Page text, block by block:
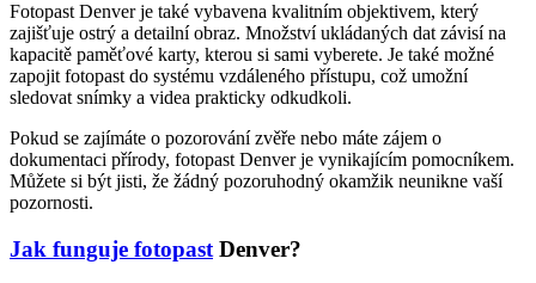
Fotopast Denver je také vybavena kvalitním objektivem, který
zajišťuje ostrý a detailní obraz. Množství ukládaných dat závisí na
kapacitě paměťové karty, kterou si sami vyberete. Je také možné
zapojit fotopast do systému vzdáleného přístupu, což umožní
sledovat snímky a videa prakticky odkudkoli.
Pokud se zajímáte o pozorování zvěře nebo máte zájem o
dokumentaci přírody, fotopast Denver je vynikajícím pomocníkem.
Můžete si být jisti, že žádný pozoruhodný okamžik neunikne vaší
pozornosti.
Jak funguje fotopast Denver?